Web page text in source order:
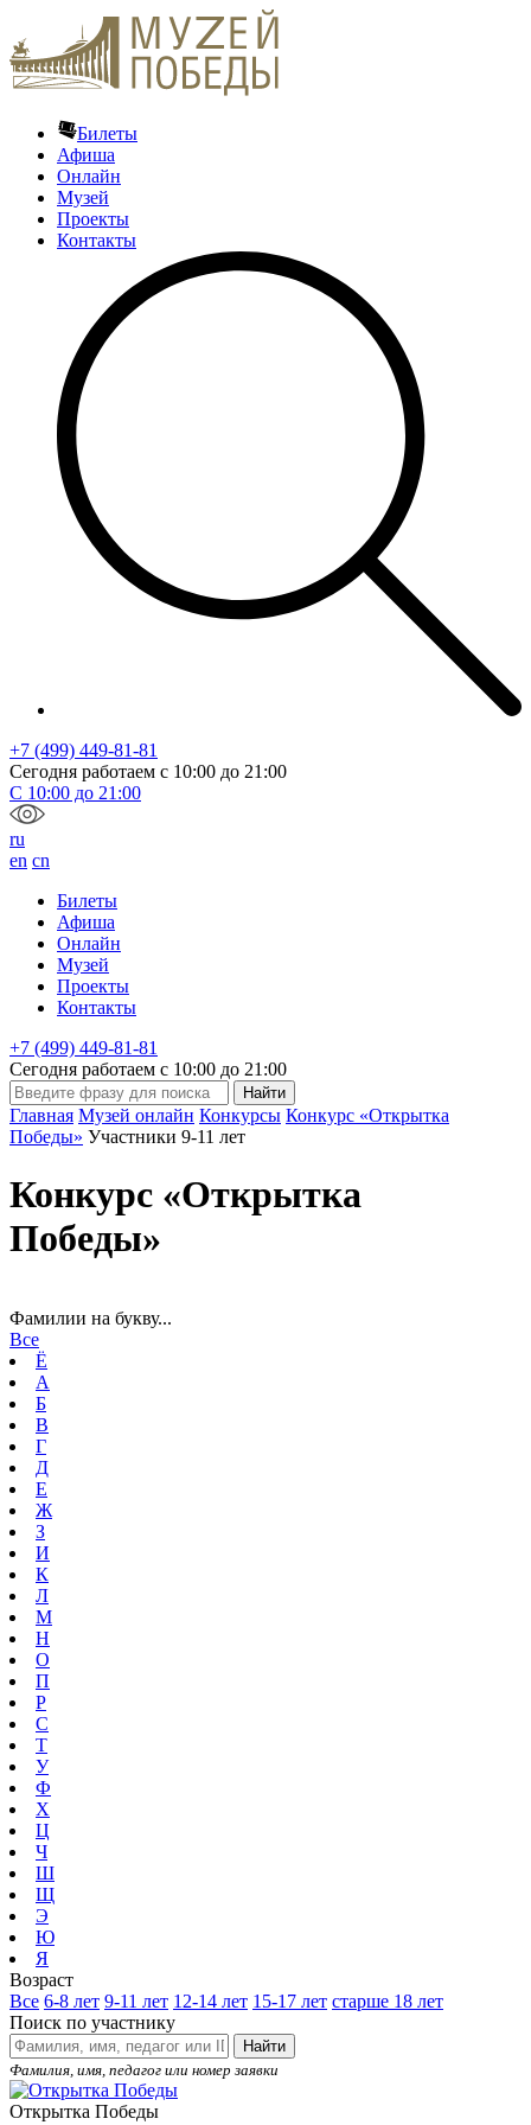
Билеты
Афиша
Онлайн
Музей
Проекты
Контакты
+7 (499) 449-81-81
Сегодня работаем с 10:00 до 21:00
С 10:00 до 21:00
ru
en cn
Билеты
Афиша
Онлайн
Музей
Проекты
Контакты
+7 (499) 449-81-81
Сегодня работаем с 10:00 до 21:00
Главная Музей онлайн Конкурсы Конкурс «Открытка
Победы» Участники 9-11 лет
Конкурс «Открытка
Победы»
Фамилии на букву...
Все
Ё
А
Б
В
Г
Д
Е
Ж
З
И
К
Л
М
Н
О
П
Р
С
Т
У
Ф
Х
Ц
Ч
Ш
Щ
Э
Ю
Я
Возраст
Все 6-8 лет 9-11 лет 12-14 лет 15-17 лет старше 18 лет
Поиск по участнику
Найти
Фамилия, имя, педагог или номер заявки
Открытка Победы